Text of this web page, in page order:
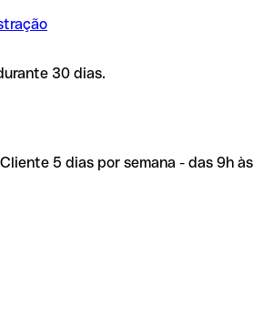
30 dias.
5 dias por semana - das 9h às